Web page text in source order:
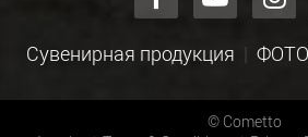
Сувенирная продукция
© Cometto